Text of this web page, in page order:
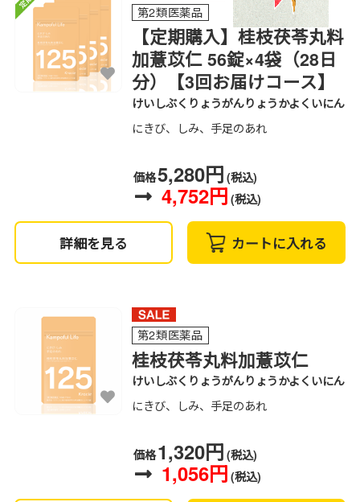
第2類医薬品
【定期購入】桂枝茯苓丸料
加薏苡仁 56錠×4袋（28日
分）【3回お届けコース】
けいしぶくりょうがんりょうかよくいにん
にきび、しみ、手足のあれ
価格5,280円 (税込)
4,752円 (税込)
詳細を見る カートに入れる
第2類医薬品
桂枝茯苓丸料加薏苡仁
けいしぶくりょうがんりょうかよくいにん
にきび、しみ、手足のあれ
価格1,320円 (税込)
1,056円 (税込)